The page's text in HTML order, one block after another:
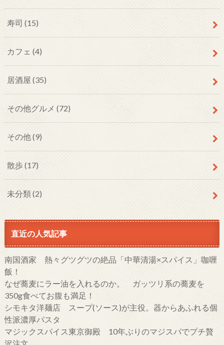
寿司 (15)
カフェ (4)
居酒屋 (35)
その他グルメ (72)
その他(9)
散歩(17)
未分類(2)
直近の人気記事
南国酒家 熱々グツグツの絶品「中華清湯×スパイス」咖喱
飯！
なぜ蕎麦にラー油を入れるのか。 ガッツリ系の蕎麦を
350g食べてお腹も満足！
シモキタ洋麺店 スープ(ソース)が主役。器からあふれる個
性派濃厚パスタ
マジックスパイス東京御殿 10年ぶりのマジスパでプチ贅